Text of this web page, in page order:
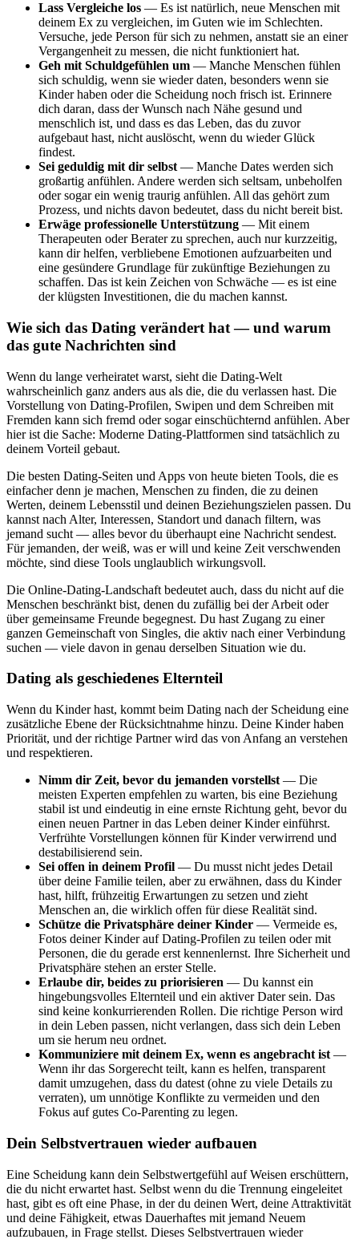
Lass Vergleiche los — Es ist natürlich, neue Menschen mit
deinem Ex zu vergleichen, im Guten wie im Schlechten.
Versuche, jede Person für sich zu nehmen, anstatt sie an einer
Vergangenheit zu messen, die nicht funktioniert hat.
Geh mit Schuldgefühlen um — Manche Menschen fühlen
sich schuldig, wenn sie wieder daten, besonders wenn sie
Kinder haben oder die Scheidung noch frisch ist. Erinnere
dich daran, dass der Wunsch nach Nähe gesund und
menschlich ist, und dass es das Leben, das du zuvor
aufgebaut hast, nicht auslöscht, wenn du wieder Glück
findest.
Sei geduldig mit dir selbst — Manche Dates werden sich
großartig anfühlen. Andere werden sich seltsam, unbeholfen
oder sogar ein wenig traurig anfühlen. All das gehört zum
Prozess, und nichts davon bedeutet, dass du nicht bereit bist.
Erwäge professionelle Unterstützung — Mit einem
Therapeuten oder Berater zu sprechen, auch nur kurzzeitig,
kann dir helfen, verbliebene Emotionen aufzuarbeiten und
eine gesündere Grundlage für zukünftige Beziehungen zu
schaffen. Das ist kein Zeichen von Schwäche — es ist eine
der klügsten Investitionen, die du machen kannst.
Wie sich das Dating verändert hat — und warum
das gute Nachrichten sind
Wenn du lange verheiratet warst, sieht die Dating-Welt
wahrscheinlich ganz anders aus als die, die du verlassen hast. Die
Vorstellung von Dating-Profilen, Swipen und dem Schreiben mit
Fremden kann sich fremd oder sogar einschüchternd anfühlen. Aber
hier ist die Sache: Moderne Dating-Plattformen sind tatsächlich zu
deinem Vorteil gebaut.
Die besten Dating-Seiten und Apps von heute bieten Tools, die es
einfacher denn je machen, Menschen zu finden, die zu deinen
Werten, deinem Lebensstil und deinen Beziehungszielen passen. Du
kannst nach Alter, Interessen, Standort und danach filtern, was
jemand sucht — alles bevor du überhaupt eine Nachricht sendest.
Für jemanden, der weiß, was er will und keine Zeit verschwenden
möchte, sind diese Tools unglaublich wirkungsvoll.
Die Online-Dating-Landschaft bedeutet auch, dass du nicht auf die
Menschen beschränkt bist, denen du zufällig bei der Arbeit oder
über gemeinsame Freunde begegnest. Du hast Zugang zu einer
ganzen Gemeinschaft von Singles, die aktiv nach einer Verbindung
suchen — viele davon in genau derselben Situation wie du.
Dating als geschiedenes Elternteil
Wenn du Kinder hast, kommt beim Dating nach der Scheidung eine
zusätzliche Ebene der Rücksichtnahme hinzu. Deine Kinder haben
Priorität, und der richtige Partner wird das von Anfang an verstehen
und respektieren.
Nimm dir Zeit, bevor du jemanden vorstellst — Die
meisten Experten empfehlen zu warten, bis eine Beziehung
stabil ist und eindeutig in eine ernste Richtung geht, bevor du
einen neuen Partner in das Leben deiner Kinder einführst.
Verfrühte Vorstellungen können für Kinder verwirrend und
destabilisierend sein.
Sei offen in deinem Profil — Du musst nicht jedes Detail
über deine Familie teilen, aber zu erwähnen, dass du Kinder
hast, hilft, frühzeitig Erwartungen zu setzen und zieht
Menschen an, die wirklich offen für diese Realität sind.
Schütze die Privatsphäre deiner Kinder — Vermeide es,
Fotos deiner Kinder auf Dating-Profilen zu teilen oder mit
Personen, die du gerade erst kennenlernst. Ihre Sicherheit und
Privatsphäre stehen an erster Stelle.
Erlaube dir, beides zu priorisieren — Du kannst ein
hingebungsvolles Elternteil und ein aktiver Dater sein. Das
sind keine konkurrierenden Rollen. Die richtige Person wird
in dein Leben passen, nicht verlangen, dass sich dein Leben
um sie herum neu ordnet.
Kommuniziere mit deinem Ex, wenn es angebracht ist —
Wenn ihr das Sorgerecht teilt, kann es helfen, transparent
damit umzugehen, dass du datest (ohne zu viele Details zu
verraten), um unnötige Konflikte zu vermeiden und den
Fokus auf gutes Co-Parenting zu legen.
Dein Selbstvertrauen wieder aufbauen
Eine Scheidung kann dein Selbstwertgefühl auf Weisen erschüttern,
die du nicht erwartet hast. Selbst wenn du die Trennung eingeleitet
hast, gibt es oft eine Phase, in der du deinen Wert, deine Attraktivität
und deine Fähigkeit, etwas Dauerhaftes mit jemand Neuem
aufzubauen, in Frage stellst. Dieses Selbstvertrauen wieder